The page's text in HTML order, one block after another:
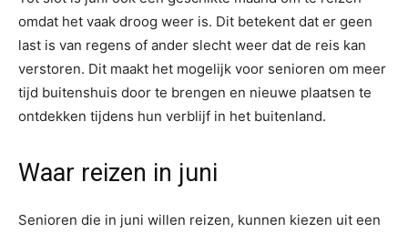
omdat het vaak droog weer is. Dit betekent dat er geen
last is van regens of ander slecht weer dat de reis kan
verstoren. Dit maakt het mogelijk voor senioren om meer
tijd buitenshuis door te brengen en nieuwe plaatsen te
ontdekken tijdens hun verblijf in het buitenland.
Waar reizen in juni
Senioren die in juni willen reizen, kunnen kiezen uit een